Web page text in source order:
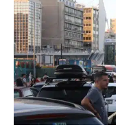
Προκλήθηκαν από
ΑΣΤΥΝΟΜΙΑ 7 Αυγούστου
Spider-Man: Γιατί η νέα
μεγαλύτερο
LIFE 7 Αυγούστου 2026
Πληρωμές ενοικίων: Τι
επιδόματα και